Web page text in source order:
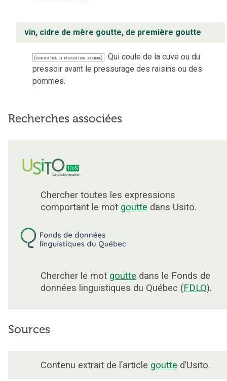
vin, cidre de mère goutte, de première goutte
(vinification et fabrication du cidre)
Qui coule de la cuve ou du
pressoir avant le pressurage des raisins ou des
pommes.
Recherches associées
Chercher toutes les expressions
comportant le mot goutte dans Usito.
Chercher le mot goutte dans le Fonds de
données linguistiques du Québec (FDLQ).
Sources
Contenu extrait de l’article goutte d’Usito.